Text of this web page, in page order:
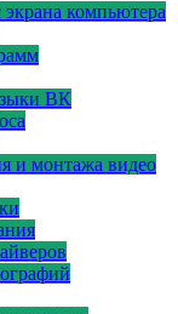
компьютера
ВК
и монтажа видео